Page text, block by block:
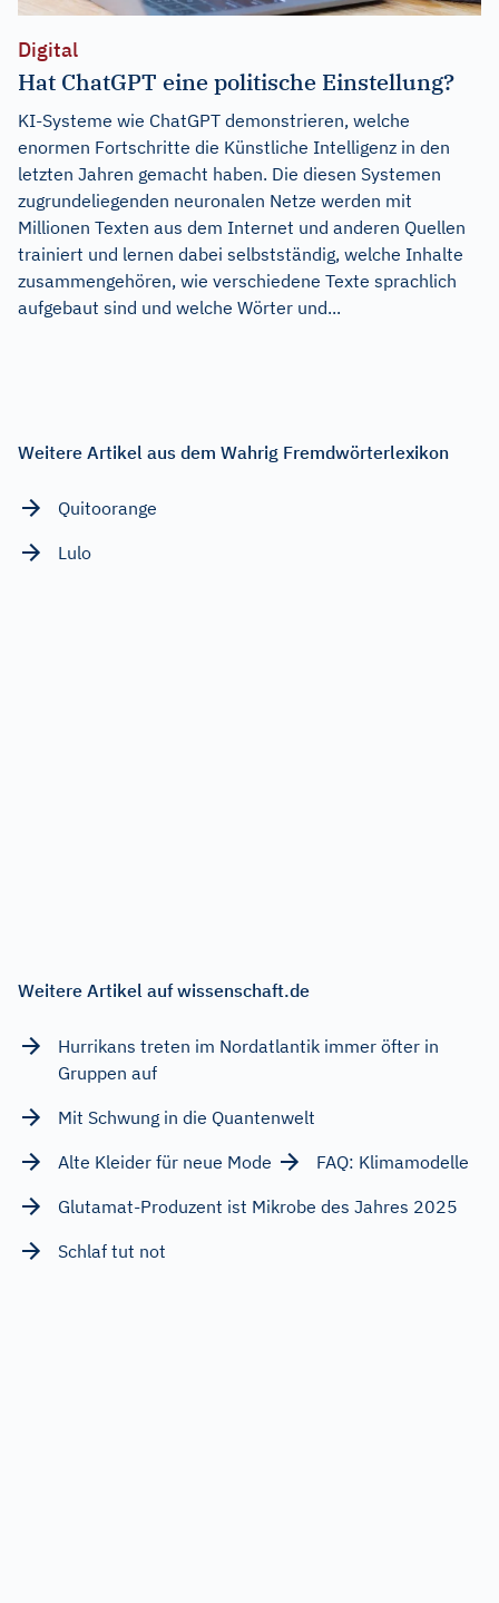
Digital
Hat ChatGPT eine politische Einstellung?
KI-Systeme wie ChatGPT demonstrieren, welche
enormen Fortschritte die Künstliche Intelligenz in den
letzten Jahren gemacht haben. Die diesen Systemen
zugrundeliegenden neuronalen Netze werden mit
Millionen Texten aus dem Internet und anderen Quellen
trainiert und lernen dabei selbstständig, welche Inhalte
zusammengehören, wie verschiedene Texte sprachlich
aufgebaut sind und welche Wörter und...
Weitere Artikel aus dem Wahrig Fremdwörterlexikon
Quitoorange
Lulo
Weitere Artikel auf wissenschaft.de
Hurrikans treten im Nordatlantik immer öfter in
Gruppen auf
Mit Schwung in die Quantenwelt
Alte Kleider für neue Mode
FAQ: Klimamodelle
Glutamat-Produzent ist Mikrobe des Jahres 2025
Schlaf tut not